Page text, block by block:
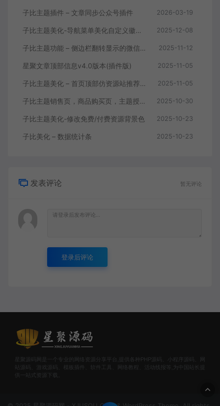
子比主题插件 – 文章同步公众号插件 2026-03-19
子比主题美化-导航菜单美化自定义徽章及多种样式 2025-12-08
子比主题功能 – 侧边栏翻转显示的微信公众号、加群二维码 HTML展示框 2025-11-12
星聚文章顶部信息v4.0版本(插件版) 2025-11-05
子比主题美化 – 首页顶部仿资源站推荐广告+最新文章模块小工具 2025-11-05
子比主题销售页，商品购买页，主题授权页购买插件！ 2025-10-30
子比主题美化-修改免费/付费资源背景色 2025-10-23
子比美化 – 数据统计条 2025-10-23
发表评论 暂无评论
登录后评论
星聚源码网是一个专业的网络资源分享平台,提供各种PHP源码、小程序源码、网
站源码、游戏源码、模板插件、软件工具、网络教程、活动线报等,为中国站长提
供一站式资源下载。